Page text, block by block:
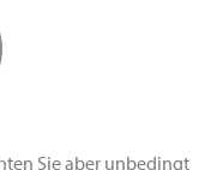
Sie aber unbedingt